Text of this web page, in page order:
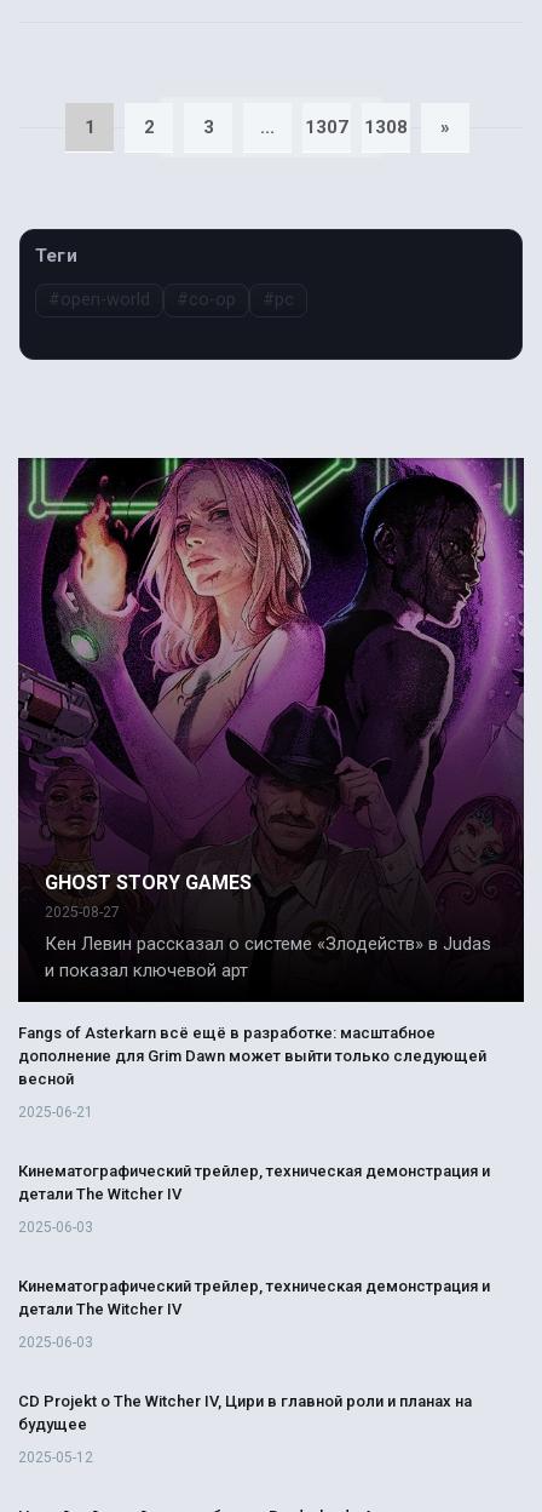
1 2 3 ... 1307 1308 »
Теги
#open-world #co-op #pc
GHOST STORY GAMES
2025-08-27
Кен Левин рассказал о системе «Злодейств» в Judas
и показал ключевой арт
Fangs of Asterkarn всё ещё в разработке: масштабное
дополнение для Grim Dawn может выйти только следующей
весной
2025-06-21
Кинематографический трейлер, техническая демонстрация и
детали The Witcher IV
2025-06-03
Кинематографический трейлер, техническая демонстрация и
детали The Witcher IV
2025-06-03
CD Projekt о The Witcher IV, Цири в главной роли и планах на
будущее
2025-05-12